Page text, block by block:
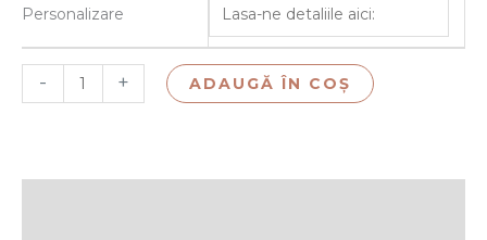
Personalizare
- + ADAUGĂ ÎN COȘ